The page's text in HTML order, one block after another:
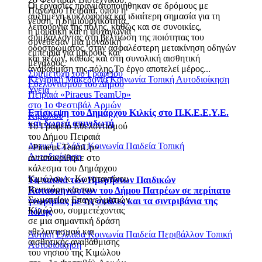
Οι εργασίες πραγματοποιήθηκαν σε δρόμους με
αυξημένη κυκλοφορία και ιδιαίτερη σημασία για τη
λειτουργία της πόλης, καθώς και σε συνοικίες,
συμβάλλοντας στη βελτίωση της ποιότητας του
οδοστρώματος, στην ασφαλέστερη μετακίνηση οδηγών
και πεζών, καθώς και στη συνολική αισθητική
αναβάθμιση της πόλης.Το έργο αποτελεί μέρος...
Κεντρική ΜακεδονίαΚοινωνία Τοπική Αυτοδιοίκηση
Υγεία
Επίσκεψη του Δημάρχου Κιλκίς στο Π.Κ.Ε.Ε.Υ.Ε.
και δωρεά απινιδωτή
Δυτική ΕλλάδαΚοινωνία Παιδεία Τοπική
Αυτοδιοίκηση
Τα παιδιά των Ημερήσιων Παιδικών
Κατασκηνώσεων του Δήμου Πατρέων σε περίπατο
γνωριμίας με τις σκάλες και τα σιντριβάνια της
πόλης
Δυτική ΕλλάδαΚοινωνία Παιδεία Περιβάλλον Τοπική
Αυτοδιοίκηση
Παγωτού Πειραιά, όπου η
γεύση, η δημιουργικότητα,
η μουσική και η ψυχαγωγία
συνέθεσαν μια μοναδική
εμπειρία για μικρούς και
μεγάλους.
Συμμετοχή του Γραφείου
Εθελοντισμού του Δήμου
Πειραιά «Piraeus TeamUp»
στο 1ο Φεστιβάλ Αρμών
Κιμώλου
Το Γραφείο Εθελοντισμού
του Δήμου Πειραιά
«Piraeus TeamUp»
ανταποκρίθηκε στο
κάλεσμα του Δημάρχου
Κιμώλου κ. Κωνσταντίνου
Βεντούρη και του
Σωματείου Επαγγελματιών
Κιμώλου, συμμετέχοντας
σε μια σημαντική δράση
εθελοντισμού και
αισθητικής αναβάθμισης
του νησιού της Κιμώλου